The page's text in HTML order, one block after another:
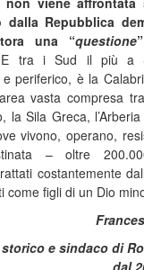
dalla Repubblica
una “questione
E tra i Sud il più a
e periferico, è la
vasta compresa
la Sila Greca,
vivono, operano,
– oltre
costantemente
come figli di un Dio
e sindaco di
dal